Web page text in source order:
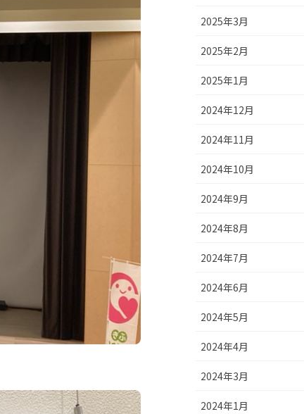
2025年3月
2025年2月
2025年1月
2024年12月
2024年11月
2024年10月
2024年9月
2024年8月
2024年7月
2024年6月
2024年5月
2024年4月
2024年3月
2024年1月